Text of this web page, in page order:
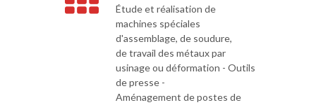
Étude et réalisation de
machines spéciales
d'assemblage, de soudure,
de travail des métaux par
usinage ou déformation - Outils
de presse -
Aménagement de postes de